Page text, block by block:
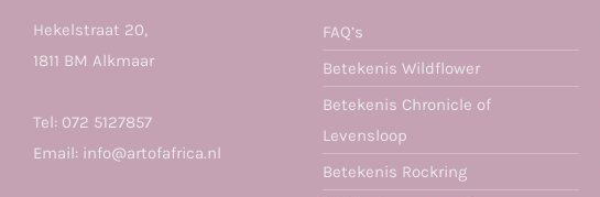
Hekelstraat 20,
1811 BM Alkmaar
Tel: 072 5127857
Email: info@artofafrica.nl
FAQ’s
Betekenis Wildflower
Betekenis Chronicle of
Levensloop
Betekenis Rockring